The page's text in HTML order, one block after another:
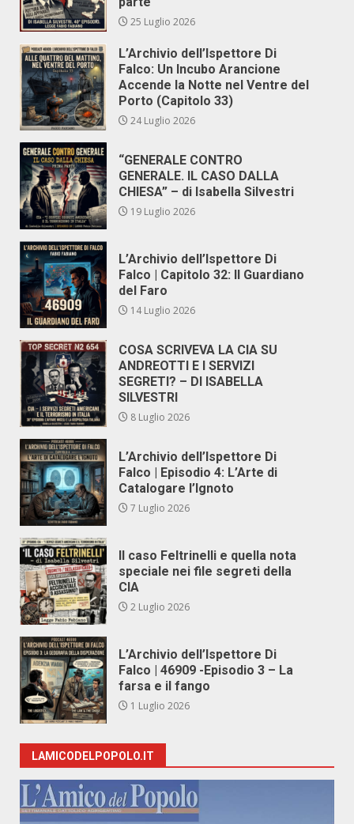
25 Luglio 2026
L’Archivio dell’Ispettore Di
Falco: Un Incubo Arancione
Accende la Notte nel Ventre del
Porto (Capitolo 33)
24 Luglio 2026
“GENERALE CONTRO
GENERALE. IL CASO DALLA
CHIESA” – di Isabella Silvestri
19 Luglio 2026
L’Archivio dell’Ispettore Di
Falco | Capitolo 32: Il Guardiano
del Faro
14 Luglio 2026
COSA SCRIVEVA LA CIA SU
ANDREOTTI E I SERVIZI
SEGRETI? – DI ISABELLA
SILVESTRI
8 Luglio 2026
L’Archivio dell’Ispettore Di
Falco | Episodio 4: L’Arte di
Catalogare l’Ignoto
7 Luglio 2026
Il caso Feltrinelli e quella nota
speciale nei file segreti della
CIA
2 Luglio 2026
L’Archivio dell’Ispettore Di
Falco | 46909 -Episodio 3 – La
farsa e il fango
1 Luglio 2026
LAMICODELPOPOLO.IT